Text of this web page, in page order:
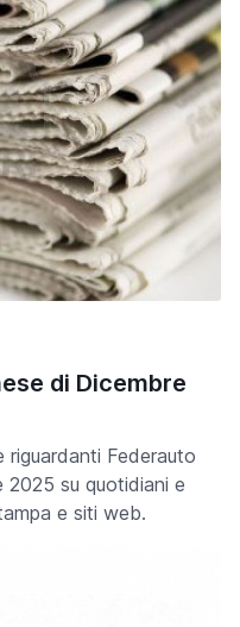
di Dicembre
Federauto
2025 su quotidiani e
e siti web.